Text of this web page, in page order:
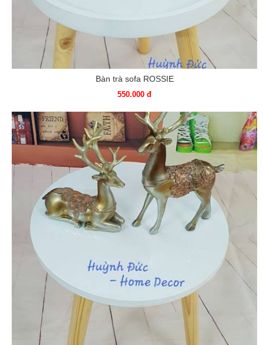
Bàn trà sofa ROSSIE
550.000 đ